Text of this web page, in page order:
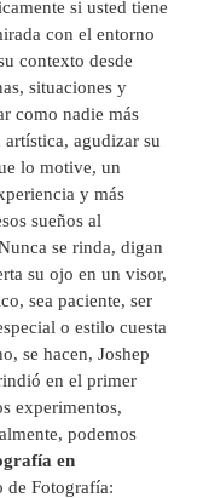
si usted tiene
con el entorno
contexto desde
situaciones y
como nadie más
agudizar su
lo motive, un
y más
sueños al
se rinda, digan
su ojo en un visor,
sea paciente, ser
o estilo cuesta
se hacen, Joshep
en el primer
experimentos,
podemos
en
de Fotografía: